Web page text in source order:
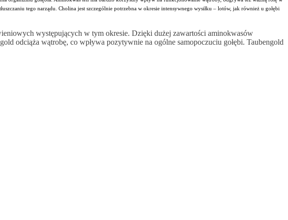
tego narządu. Cholina jest szczególnie potrzebna w okresie intensywnego wysiłku – lotów, jak również u gołębi
występujących w tym okresie. Dzięki dużej zawartości aminokwasów
odciąża wątrobę, co wpływa pozytywnie na ogólne samopoczuciu gołębi. Taubengold